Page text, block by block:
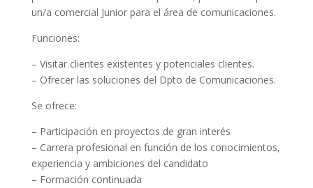
un/a comercial Junior para el área de comunicaciones.
Funciones:
– Visitar clientes existentes y potenciales clientes.
– Ofrecer las soluciones del Dpto de Comunicaciones.
Se ofrece:
– Participación en proyectos de gran interés
– Carrera profesional en función de los conocimientos,
experiencia y ambiciones del candidato
– Formación continuada